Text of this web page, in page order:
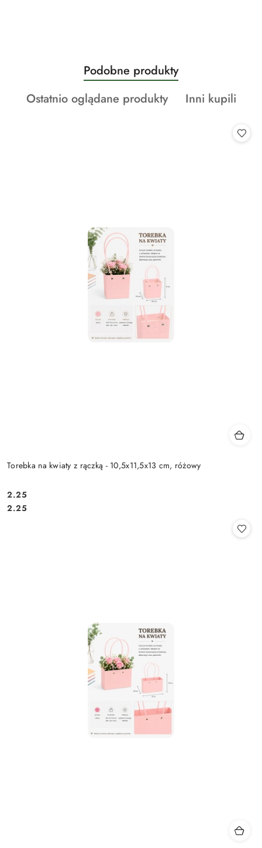
Pomiń karuzelę produktów
Produkty
o
statusie:
Podobne produkty
Produkty
Ostatnio oglądane produkty
Produkty
Inni kupili
Torebka na kwiaty z rączką - 10,5x11,5x13 cm, różowy
Cena:
2.25
Cena:
2.25